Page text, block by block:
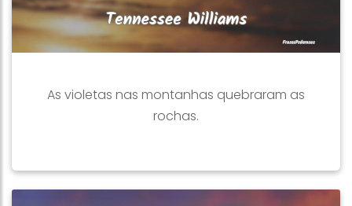
As violetas nas montanhas quebraram as
rochas.